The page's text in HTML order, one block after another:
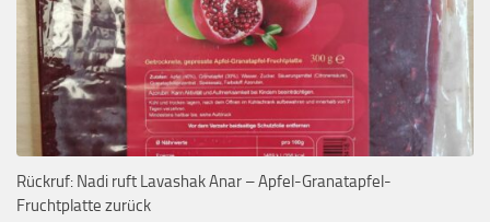
Rückruf: Nadi ruft Lavashak Anar – Apfel-Granatapfel-
Fruchtplatte zurück